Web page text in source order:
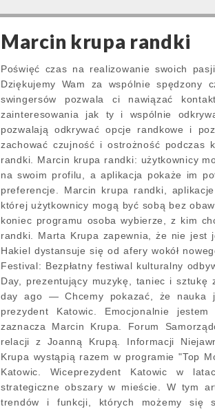
Marcin krupa randki
Poświęć czas na realizowanie swoich
Dziękujemy Wam za wspólnie spędzony
swingersów pozwala ci nawiązać
zainteresowania jak ty i wspólnie
pozwalają odkrywać opcje randkowe i
zachować czujność i ostrożność podczas
randki. Marcin krupa randki: użytkownicy
na swoim profilu, a aplikacja pokaże im
preferencje. Marcin krupa randki,
której użytkownicy mogą być sobą bez
koniec programu osoba wybierze, z kim
randki. Marta Krupa zapewnia, że nie jest
Hakiel dystansuje się od afery wokół
Festival: Bezpłatny festiwal kulturalny
Day, prezentujący muzykę, taniec i sztukę
day ago — Chcemy pokazać, że nauka
prezydent Katowic. Emocjonalnie
zaznacza Marcin Krupa. Forum
relacji z Joanną Krupą. Informacji
Krupa wystąpią razem w programie "Top
Katowic. Wiceprezydent Katowic w
strategiczne obszary w mieście. W tym
trendów i funkcji, których możemy się